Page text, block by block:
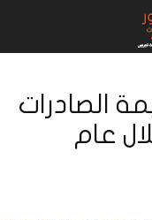
الصادرات
عام